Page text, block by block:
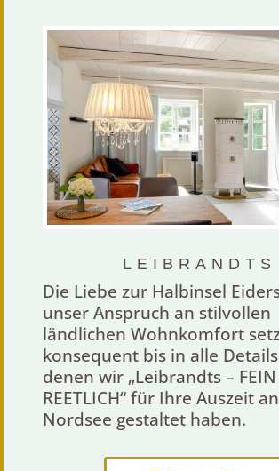
LEIBRANDTS
Die Liebe zur Halbinsel
unser Anspruch an stilvollen
ländlichen Wohnkomfort
konsequent bis in alle
denen wir „Leibrandts –
REETLICH“ für Ihre Auszeit
Nordsee gestaltet haben.